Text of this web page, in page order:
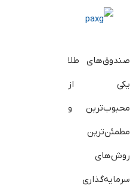
صندوق‌های طلا
یکی از
محبوب‌ترین و
مطمئن‌ترین
روش‌های
سرمایه‌گذاری